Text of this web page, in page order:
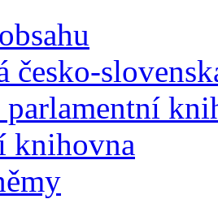
česko-
knihovna